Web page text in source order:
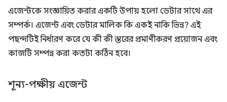
এজেন্টকে সংজ্ঞায়িত করার একটি উপায় হলো ডেটার সাথে এর
সম্পর্ক। এজেন্ট এবং ডেটার মালিক কি একই নাকি ভিন্ন? এই
পছন্দটিই নির্ধারণ করে যে কী কী স্তরের প্রমাণীকরণ প্রয়োজন এবং
কাজটি সম্পন্ন করা কতটা কঠিন হবে।
শূন্য-পক্ষীয় এজেন্ট